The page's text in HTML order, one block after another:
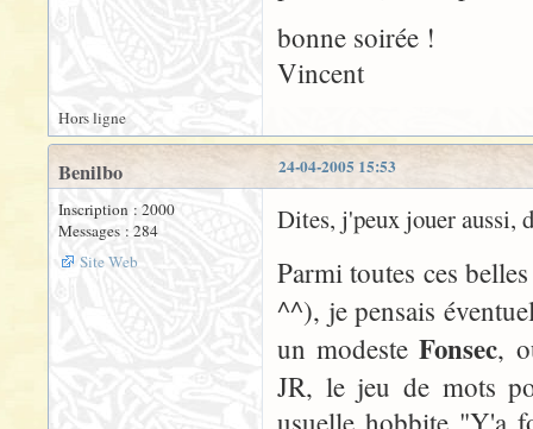
bonne soirée !
Vincent
Hors ligne
24-04-2005 15:53
Benilbo
Inscription : 2000
Messages : 284
Site Web
Dites, j'peux jouer aussi,
Parmi toutes ces
^^), je pensais
un modesteFonsec,
JR, le jeu de mots
usuelle hobbite "Y'a